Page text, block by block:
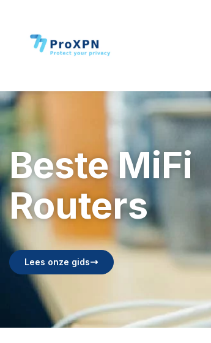
Beste MiFi
Routers
Lees onze gids